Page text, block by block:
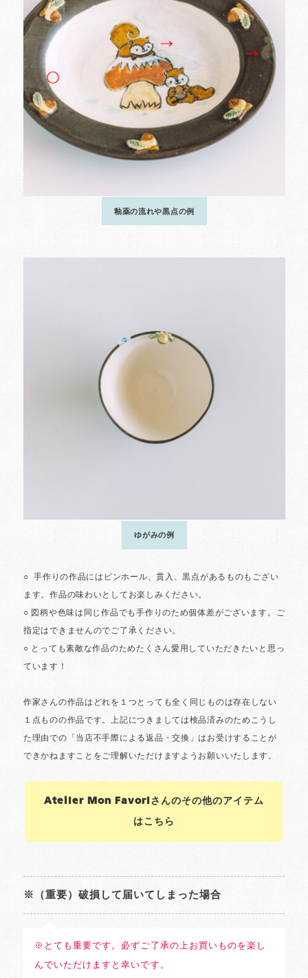
Atelier Mon Favoriさんのその他のアイテム
はこちら
※（重要）破損して届いてしまった場合
※とても重要です。必ずご了承の上お買いものを楽し
んでいただけますと幸いです。